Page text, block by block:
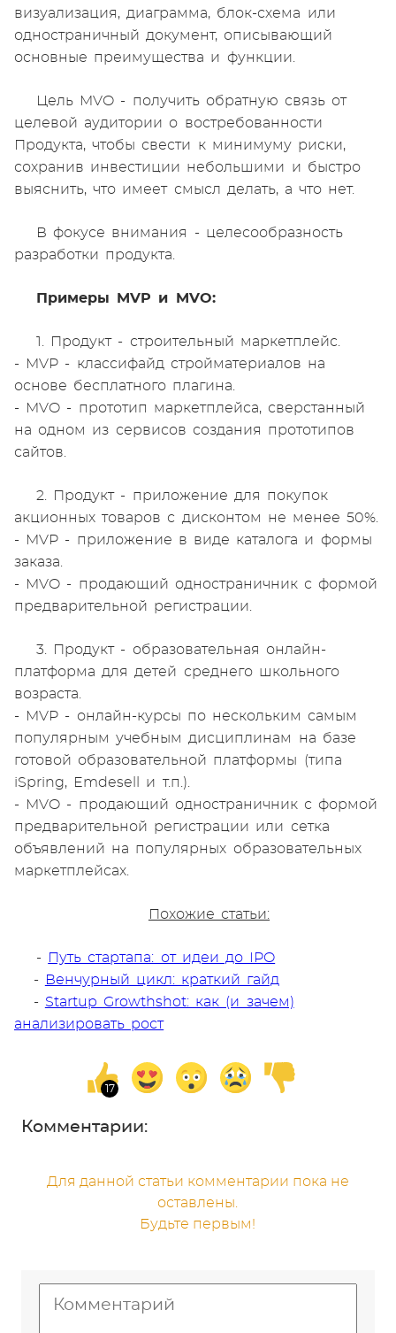
визуализация, диаграмма, блок-схема или
одностраничный документ, описывающий
основные преимущества и функции.
Цель MVO - получить обратную связь от
целевой аудитории о востребованности
Продукта, чтобы свести к минимуму риски,
сохранив инвестиции небольшими и быстро
выяснить, что имеет смысл делать, а что нет.
В фокусе внимания - целесообразность
разработки продукта.
Примеры MVP и MVO:
1. Продукт - строительный маркетплейс.
- MVP - классифайд стройматериалов на
основе бесплатного плагина.
- MVO - прототип маркетплейса, сверстанный
на одном из сервисов создания прототипов
сайтов.
2. Продукт - приложение для покупок
акционных товаров с дисконтом не менее 50%.
- MVP - приложение в виде каталога и формы
заказа.
- MVO - продающий одностраничник с формой
предварительной регистрации.
3. Продукт - образовательная онлайн-
платформа для детей среднего школьного
возраста.
- MVP - онлайн-курсы по нескольким самым
популярным учебным дисциплинам на базе
готовой образовательной платформы (типа
iSpring, Emdesell и т.п.).
- MVO - продающий одностраничник с формой
предварительной регистрации или сетка
объявлений на популярных образовательных
маркетплейсах.
Похожие статьи:
-
Путь стартапа: от идеи до IPO
-
Венчурный цикл: краткий гайд
- Startup Growthshot: как (и зачем)
анализировать рост
Комментарии:
Для данной статьи комментарии пока не
оставлены.
Будьте первым!